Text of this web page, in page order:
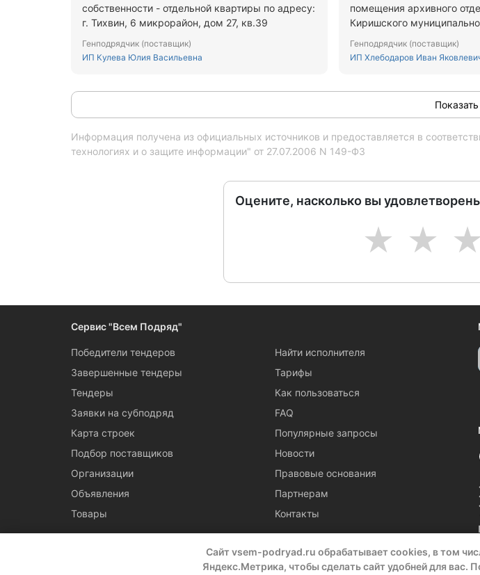
Сайт vsem-podryad.ru обрабатывает cookies, в том
Яндекс.Метрика, чтобы сделать сайт удобней для вас.
собственности - отдельной квартиры по адресу:
г. Тихвин, 6 микрорайон, дом 27, кв.39
Генподрядчик (поставщик)
ИП Кулева Юлия Васильевна
помещения архивного
Киришского
Генподрядчик (поставщик)
ИП Хлебодаров Иван
Информация получена из официальных источников и предоставляется в
технологиях и о защите информации" от 27.07.2006 N 149-ФЗ
Оцените, насколько вы
3
2
1
Сервис "Всем Подряд"
Победители тендеров
Завершенные тендеры
Тендеры
Заявки на субподряд
Карта строек
Подбор поставщиков
Организации
Объявления
Товары
Найти исполнителя
Тарифы
Как пользоваться
FAQ
Популярные запросы
Новости
Правовые основания
Партнерам
Контакты